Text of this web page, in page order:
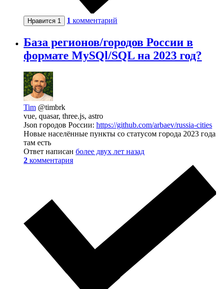
Нравится 1 1 комментарий
База регионов/городов России в
формате MySQl/SQL на 2023 год?
Tim @timbrk
vue, quasar, three.js, astro
Json городов России: https://github.com/arbaev/russia-cities
Новые населённые пункты со статусом города 2023 года
там есть
Ответ написан более двух лет назад
2 комментария